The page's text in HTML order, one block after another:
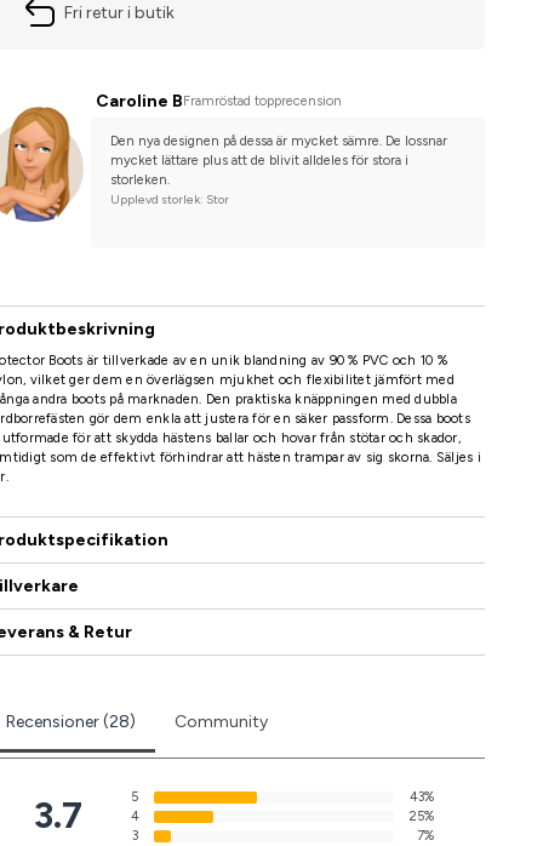
Fri retur i butik
Caroline BFramröstad topprecension
Den nya designen på dessa är mycket sämre. De lossnar
mycket lättare plus att de blivit alldeles för stora i
storleken.
Upplevd storlek: Stor
Boots är tillverkade av en unik blandning av 90 % PVC och 10 %
vilket ger dem en överlägsen mjukhet och flexibilitet jämfört med
andra boots på marknaden. Den praktiska knäppningen med dubbla
gör dem enkla att justera för en säker passform. Dessa boots
utformade för att skydda hästens ballar och hovar från stötar och skador,
som de effektivt förhindrar att hästen trampar av sig skorna. Säljes i
& Retur
Recensioner (28) Community
3.7 5
43%
4
25%
3
7%